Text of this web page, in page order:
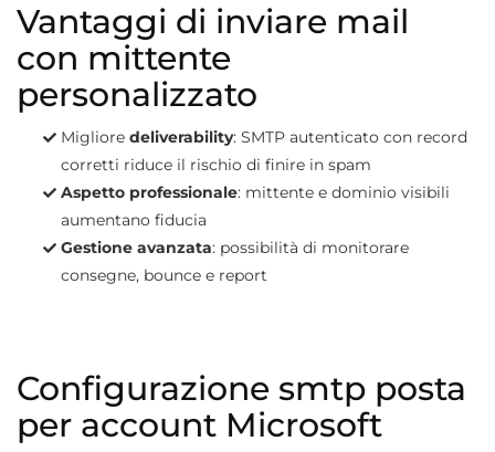
Vantaggi di inviare mail
con mittente
personalizzato
Migliore deliverability: SMTP autenticato con record
corretti riduce il rischio di finire in spam
Aspetto professionale: mittente e dominio visibili
aumentano fiducia
Gestione avanzata: possibilità di monitorare
consegne, bounce e report
Configurazione smtp posta
per account Microsoft